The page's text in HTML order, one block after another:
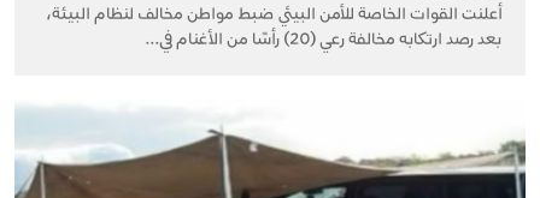
أعلنت القوات الخاصة للأمن البيئي ضبط مواطن مخالف لنظام البيئة،
بعد رصد ارتكابه مخالفة رعي (20) رأسًا من الأغنام في...